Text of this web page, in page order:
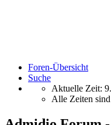
Foren-Übersicht
Suche
Aktuelle Zeit:
Alle Zeiten sind